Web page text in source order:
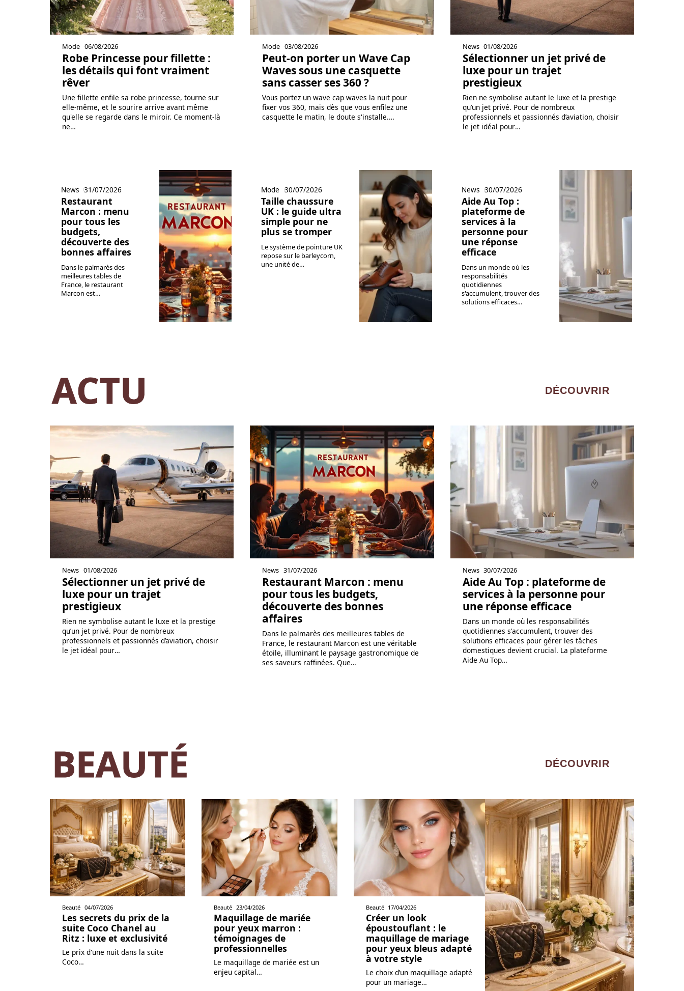
Mode 06/08/2026
Robe Princesse pour fillette :
les détails qui font vraiment
rêver
Une fillette enfile sa robe princesse, tourne sur
elle-même, et le sourire arrive avant même
qu'elle se regarde dans le miroir. Ce moment-là
ne…
Mode 03/08/2026
Peut-on porter un Wave Cap
Waves sous une casquette
sans casser ses 360 ?
Vous portez un wave cap waves la nuit pour
fixer vos 360, mais dès que vous enfilez une
casquette le matin, le doute s'installe.…
News 01/08/2026
Sélectionner un jet privé de
luxe pour un trajet
prestigieux
Rien ne symbolise autant le luxe et la prestige
qu’un jet privé. Pour de nombreux
professionnels et passionnés d’aviation, choisir
le jet idéal pour…
News 31/07/2026
Restaurant
Marcon : menu
pour tous les
budgets,
découverte des
bonnes affaires
Dans le palmarès des
meilleures tables de
France, le restaurant
Marcon est…
Mode 30/07/2026
Taille chaussure
UK : le guide ultra
simple pour ne
plus se tromper
Le système de pointure UK
repose sur le barleycorn,
une unité de…
News 30/07/2026
Aide Au Top :
plateforme de
services à la
personne pour
une réponse
efficace
Dans un monde où les
responsabilités
quotidiennes
s'accumulent, trouver des
solutions efficaces…
ACTU DÉCOUVRIR
News 01/08/2026
Sélectionner un jet privé de
luxe pour un trajet
prestigieux
Rien ne symbolise autant le luxe et la prestige
qu’un jet privé. Pour de nombreux
professionnels et passionnés d’aviation, choisir
le jet idéal pour…
News 31/07/2026
Restaurant Marcon : menu
pour tous les budgets,
découverte des bonnes
affaires
Dans le palmarès des meilleures tables de
France, le restaurant Marcon est une véritable
étoile, illuminant le paysage gastronomique de
ses saveurs raffinées. Que…
News 30/07/2026
Aide Au Top : plateforme de
services à la personne pour
une réponse efficace
Dans un monde où les responsabilités
quotidiennes s'accumulent, trouver des
solutions efficaces pour gérer les tâches
domestiques devient crucial. La plateforme
Aide Au Top…
BEAUTÉ DÉCOUVRIR
Beauté 04/07/2026
Les secrets du prix de la
suite Coco Chanel au
Ritz : luxe et exclusivité
Le prix d'une nuit dans la suite
Coco…
Beauté 23/04/2026
Maquillage de mariée
pour yeux marron :
témoignages de
professionnelles
Le maquillage de mariée est un
enjeu capital…
Beauté 17/04/2026
Créer un look
époustouflant : le
maquillage de mariage
pour yeux bleus adapté
à votre style
Le choix d’un maquillage adapté
pour un mariage…